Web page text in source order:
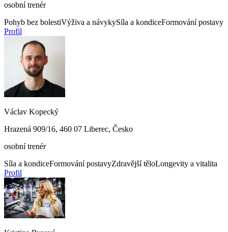
osobní trenér
Pohyb bez bolestiVýživa a návykySíla a kondiceFormování postavy
Profil
Václav Kopecký
Hrazená 909/16, 460 07 Liberec, Česko
osobní trenér
Síla a kondiceFormování postavyZdravější těloLongevity a vitalita
Profil